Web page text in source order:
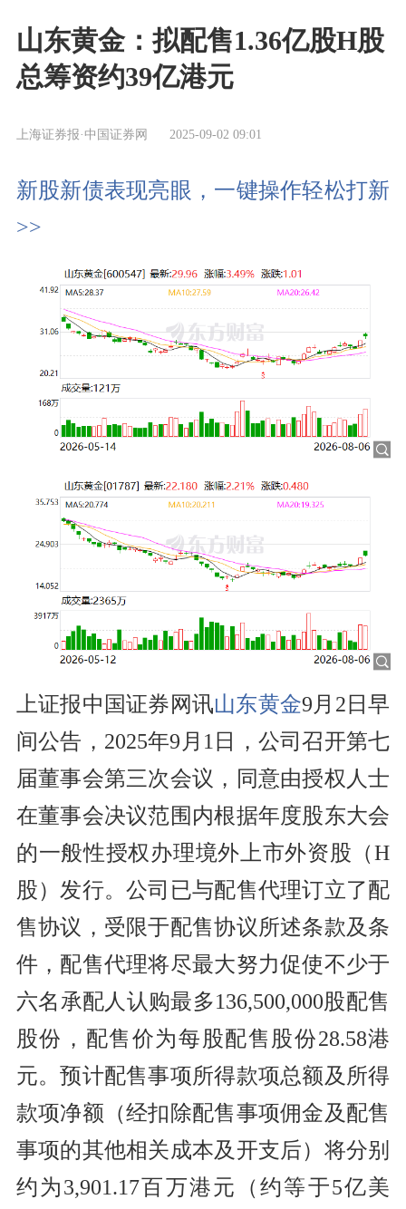
山东黄金：拟配售1.36亿股H股
总筹资约39亿港元
上海证券报·中国证券网 2025-09-02 09:01
新股新债表现亮眼，一键操作轻松打新
>>
上证报中国证券网讯山东黄金9月2日早
间公告，2025年9月1日，公司召开第七
届董事会第三次会议，同意由授权人士
在董事会决议范围内根据年度股东大会
的一般性授权办理境外上市外资股（H
股）发行。公司已与配售代理订立了配
售协议，受限于配售协议所述条款及条
件，配售代理将尽最大努力促使不少于
六名承配人认购最多136,500,000股配售
股份，配售价为每股配售股份28.58港
元。预计配售事项所得款项总额及所得
款项净额（经扣除配售事项佣金及配售
事项的其他相关成本及开支后）将分别
约为3,901.17百万港元（约等于5亿美